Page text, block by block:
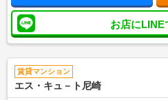
お店にLINE
賃貸マンション
エス・キュ－ト尼崎